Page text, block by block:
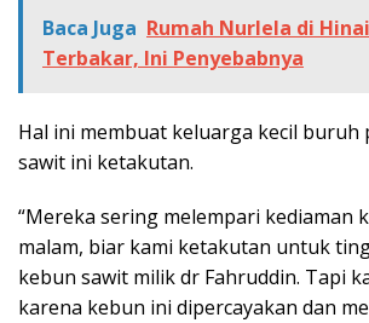
Baca Juga Rumah Nurlela di
Terbakar, Ini Penyebabnya
Hal ini membuat keluarga kecil buruh
sawit ini ketakutan.
“Mereka sering melempari kediaman
malam, biar kami ketakutan untuk
kebun sawit milik dr Fahruddin. Tapi
karena kebun ini dipercayakan dan